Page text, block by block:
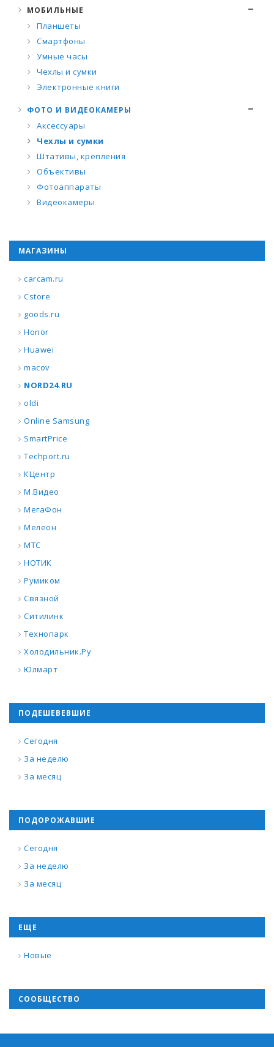
МОБИЛЬНЫЕ
Планшеты
Смартфоны
Умные часы
Чехлы и сумки
Электронные книги
ФОТО И ВИДЕОКАМЕРЫ
Аксессуары
Чехлы и сумки
Штативы, крепления
Объективы
Фотоаппараты
Видеокамеры
МАГАЗИНЫ
carcam.ru
Cstore
goods.ru
Honor
Huawei
macov
NORD24.RU
oldi
Online Samsung
SmartPrice
Techport.ru
КЦентр
М.Видео
МегаФон
Мелеон
МТС
НОТИК
Румиком
Связной
Ситилинк
Технопарк
Холодильник.Ру
Юлмарт
ПОДЕШЕВЕВШИЕ
Сегодня
За неделю
За месяц
ПОДОРОЖАВШИЕ
Сегодня
За неделю
За месяц
ЕЩЕ
Новые
СООБЩЕСТВО